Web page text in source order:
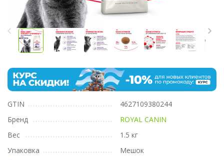
GTIN
4627109380244
Бренд
ROYAL CANIN
Вес
1.5 кг
Упаковка
Мешок